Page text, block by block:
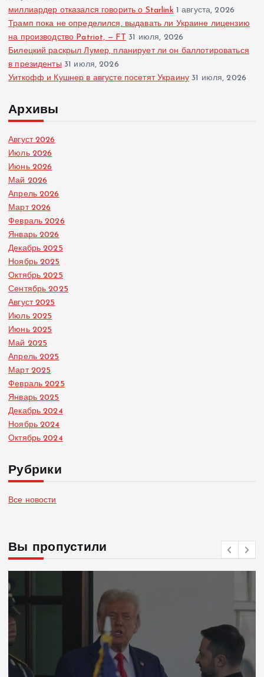
миллиардер отказался говорить о Starlink 1 августа, 2026
Трамп пока не определился, выдавать ли Украине лицензию
на производство Patriot, — FT 31 июля, 2026
Билецкий раскрыл Лумер, планирует ли он баллотироваться
в президенты 31 июля, 2026
Уиткофф и Кушнер в августе посетят Украину 31 июля, 2026
Архивы
Август 2026
Июль 2026
Июнь 2026
Май 2026
Апрель 2026
Март 2026
Февраль 2026
Январь 2026
Декабрь 2025
Ноябрь 2025
Октябрь 2025
Сентябрь 2025
Август 2025
Июль 2025
Июнь 2025
Май 2025
Апрель 2025
Март 2025
Февраль 2025
Январь 2025
Декабрь 2024
Ноябрь 2024
Октябрь 2024
Рубрики
Все новости
Вы пропустили